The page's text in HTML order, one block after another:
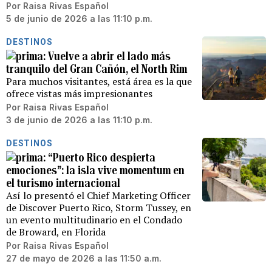
Por Raisa Rivas Español
5 de junio de 2026 a las 11:10 p.m.
DESTINOS
Vuelve a abrir el lado más
tranquilo del Gran Cañón, el North Rim
Para muchos visitantes, está área es la que
ofrece vistas más impresionantes
Por Raisa Rivas Español
3 de junio de 2026 a las 11:10 p.m.
DESTINOS
“Puerto Rico despierta
emociones”: la isla vive momentum en
el turismo internacional
Así lo presentó el Chief Marketing Officer
de Discover Puerto Rico, Storm Tussey, en
un evento multitudinario en el Condado
de Broward, en Florida
Por Raisa Rivas Español
27 de mayo de 2026 a las 11:50 a.m.